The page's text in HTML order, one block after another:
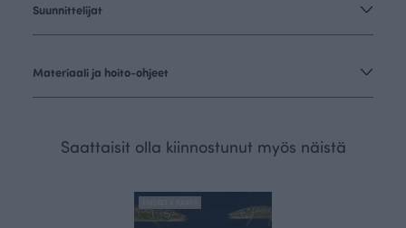
Suunnittelijat
Materiaali ja hoito-ohjeet
Saattaisit olla kiinnostunut myös näistä